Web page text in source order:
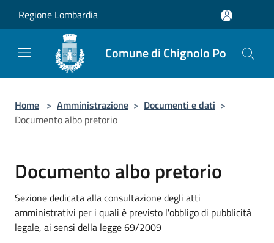
Regione Lombardia
Comune di Chignolo Po
Home > Amministrazione > Documenti e dati >
Documento albo pretorio
Documento albo pretorio
Sezione dedicata alla consultazione degli atti
amministrativi per i quali è previsto l'obbligo di pubblicità
legale, ai sensi della legge 69/2009